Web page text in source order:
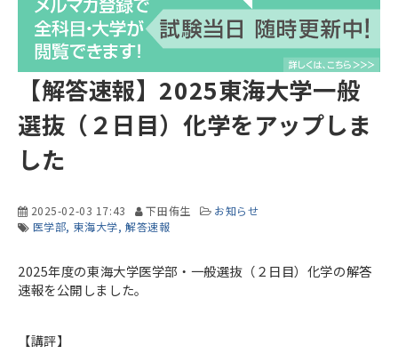
医学部解答速報2026
【解答速報】2025東海大学一般
選抜（２日目）化学をアップしま
した
2025-02-03 17:43 下田侑生
お知らせ
医学部 東海大学 解答速報
2025年度の東海大学医学部・一般選抜（２日目）化学の解答
速報を公開しました。
【講評】